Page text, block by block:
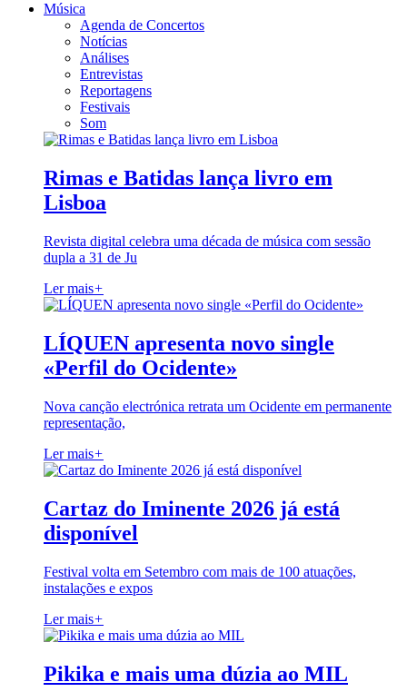
Música
Agenda de Concertos
Notícias
Análises
Entrevistas
Reportagens
Festivais
Som
Rimas e Batidas lança livro em
Lisboa
Revista digital celebra uma década de música com sessão
dupla a 31 de Ju
Ler mais+
LÍQUEN apresenta novo single
«Perfil do Ocidente»
Nova canção electrónica retrata um Ocidente em permanente
representação,
Ler mais+
Cartaz do Iminente 2026 já está
disponível
Festival volta em Setembro com mais de 100 atuações,
instalações e expos
Ler mais+
Pikika e mais uma dúzia ao MIL